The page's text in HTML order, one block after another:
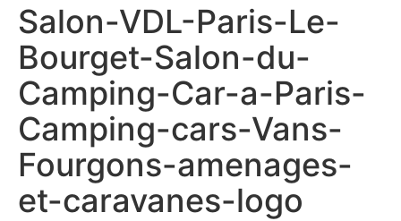
Salon-VDL-Paris-Le-
Bourget-Salon-du-
Camping-Car-a-Paris-
Camping-cars-Vans-
Fourgons-amenages-
et-caravanes-logo